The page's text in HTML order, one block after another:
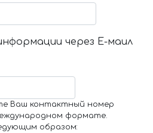
через Е-маил
Ваш контактный номер
формате.
образом: